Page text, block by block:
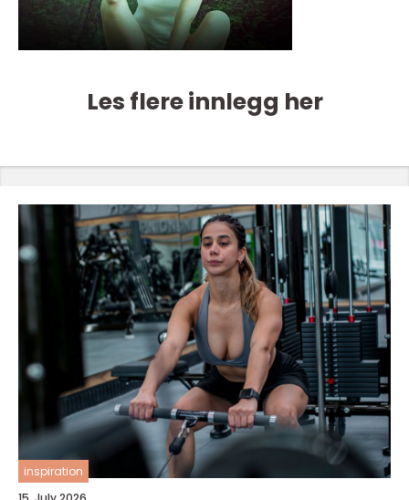
Les flere innlegg her
inspiration